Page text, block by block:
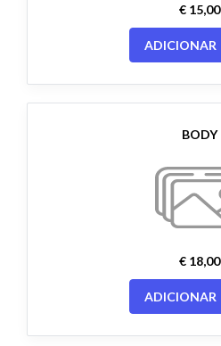
€ 15,00
ADICIONAR
BODY
€ 18,00
ADICIONAR